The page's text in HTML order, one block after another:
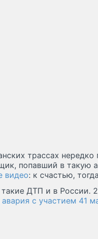
трассах
попавший в такую
видео: к счастью,
ДТП и в России.
авария с участием 41